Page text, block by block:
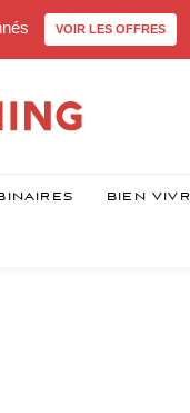
VOIR LES OFFRES
BIEN